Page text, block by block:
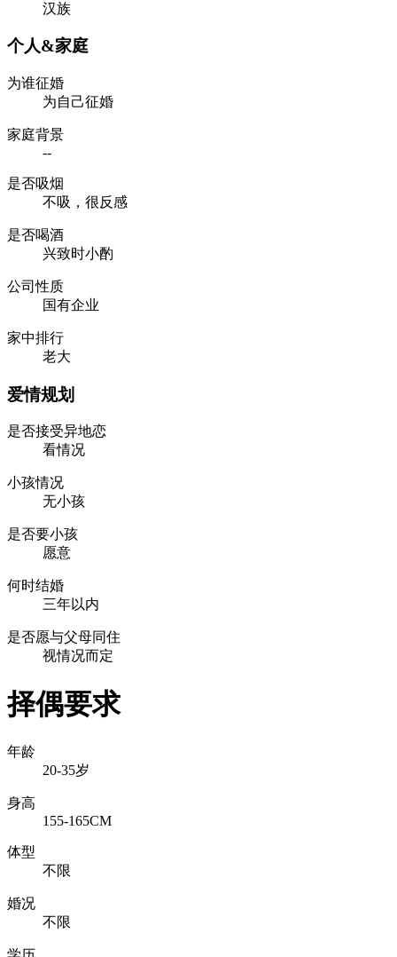
汉族
个人&家庭
为谁征婚
为自己征婚
家庭背景
--
是否吸烟
不吸，很反感
是否喝酒
兴致时小酌
公司性质
国有企业
家中排行
老大
爱情规划
是否接受异地恋
看情况
小孩情况
无小孩
是否要小孩
愿意
何时结婚
三年以内
是否愿与父母同住
视情况而定
择偶要求
年龄
20-35岁
身高
155-165CM
体型
不限
婚况
不限